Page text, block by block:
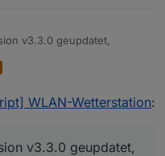
v3.3.0 geupdatet,
die shellversion 3.2.0
die Meldung dass eine
da ist, wenn ich aber
WLAN-Wetterstation:
v3.3.0 geupdatet,